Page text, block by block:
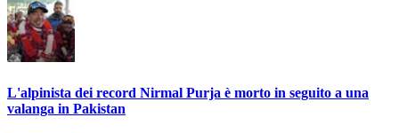
L'alpinista dei record Nirmal Purja è morto in seguito a una
valanga in Pakistan